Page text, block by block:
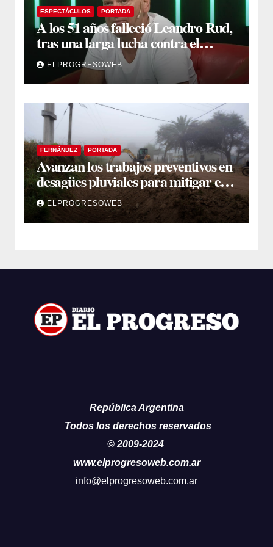
ESPECTÁCULOS PORTADA
A los 51 años falleció Leandro Rud,
tras una larga lucha contra el
cáncer
ELPROGRESOWEB
FERNÁNDEZ PORTADA
Avanzan los trabajos preventivos en
desagües pluviales para mitigar el
impacto de la temporada de lluvias
ELPROGRESOWEB
República Argentina
Todos los derechos reservados
© 2009-2024
www.elprogresoweb.com.ar
info@elprogresoweb.com.ar